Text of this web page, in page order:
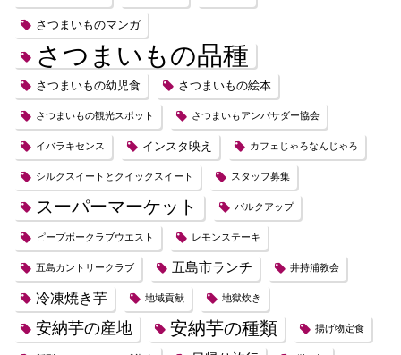
さつまいものマンガ
さつまいもの品種
さつまいもの幼児食 さつまいもの絵本
さつまいもの観光スポット さつまいもアンバサダー協会
イバラキセンス インスタ映え カフェじゃろなんじゃろ
シルクスイートとクイックスイート スタッフ募集
スーパーマーケット バルクアップ
ピープボークラブウエスト レモンステーキ
五島カントリークラブ 五島市ランチ 井持浦教会
冷凍焼き芋 地域貢献 地獄炊き
安納芋の産地 安納芋の種類 揚げ物定食